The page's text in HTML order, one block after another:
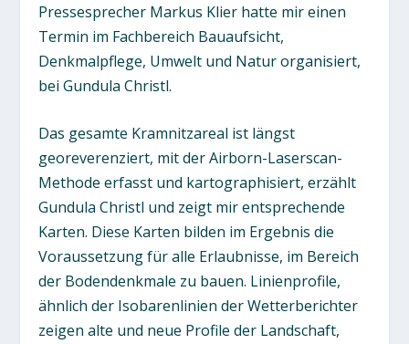
Pressesprecher Markus Klier hatte mir einen
Termin im Fachbereich Bauaufsicht,
Denkmalpflege, Umwelt und Natur organisiert,
bei Gundula Christl.
Das gesamte Kramnitzareal ist längst
georeverenziert, mit der Airborn-Laserscan-
Methode erfasst und kartographisiert, erzählt
Gundula Christl und zeigt mir entsprechende
Karten. Diese Karten bilden im Ergebnis die
Voraussetzung für alle Erlaubnisse, im Bereich
der Bodendenkmale zu bauen. Linienprofile,
ähnlich der Isobarenlinien der Wetterberichter
zeigen alte und neue Profile der Landschaft,